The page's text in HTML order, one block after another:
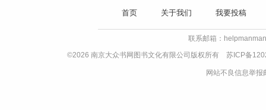
首页 关于我们 我要投稿
联系邮箱：
©2026 南京大众书网图书文化有限公司版权所有 苏ICP备
网站不良信息举